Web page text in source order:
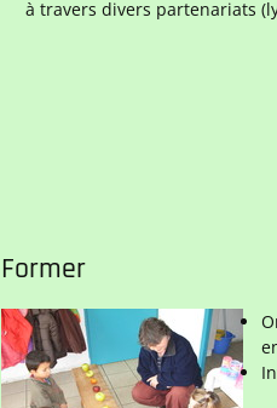
à travers divers partenariats
Former